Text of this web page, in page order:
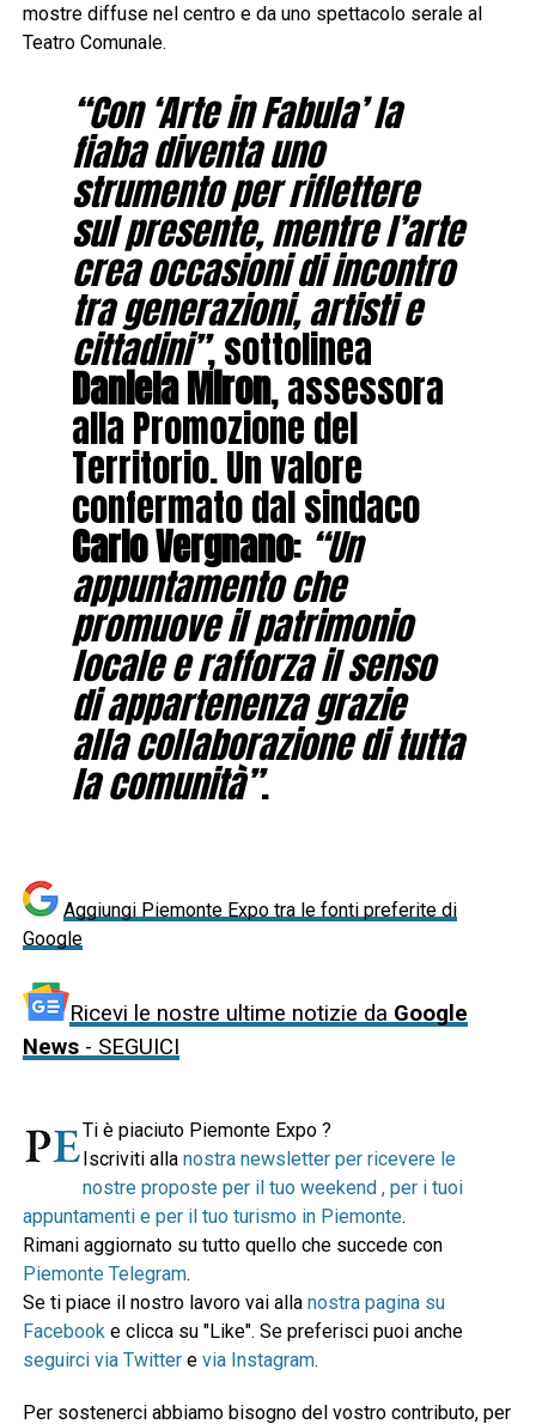
mostre diffuse nel centro e da uno spettacolo serale al
Teatro Comunale.
“Con ‘Arte in Fabula’ la
fiaba diventa uno
strumento per riflettere
sul presente, mentre l’arte
crea occasioni di incontro
tra generazioni, artisti e
cittadini”, sottolinea
Daniela Miron, assessora
alla Promozione del
Territorio. Un valore
confermato dal sindaco
Carlo Vergnano: “Un
appuntamento che
promuove il patrimonio
locale e rafforza il senso
di appartenenza grazie
alla collaborazione di tutta
la comunità”.
Aggiungi Piemonte Expo tra le fonti preferite di
Google
Ricevi le nostre ultime notizie da Google
News- SEGUICI
Ti è piaciuto Piemonte Expo ?
Iscriviti alla nostra newsletter per ricevere le
nostre proposte per il tuo weekend , per i tuoi
appuntamenti e per il tuo turismo in Piemonte.
Rimani aggiornato su tutto quello che succede con
Piemonte Telegram.
Se ti piace il nostro lavoro vai alla nostra pagina su
Facebook e clicca su "Like". Se preferisci puoi anche
seguirci via Twittere via Instagram.
Per sostenerci abbiamo bisogno del vostro contributo, per